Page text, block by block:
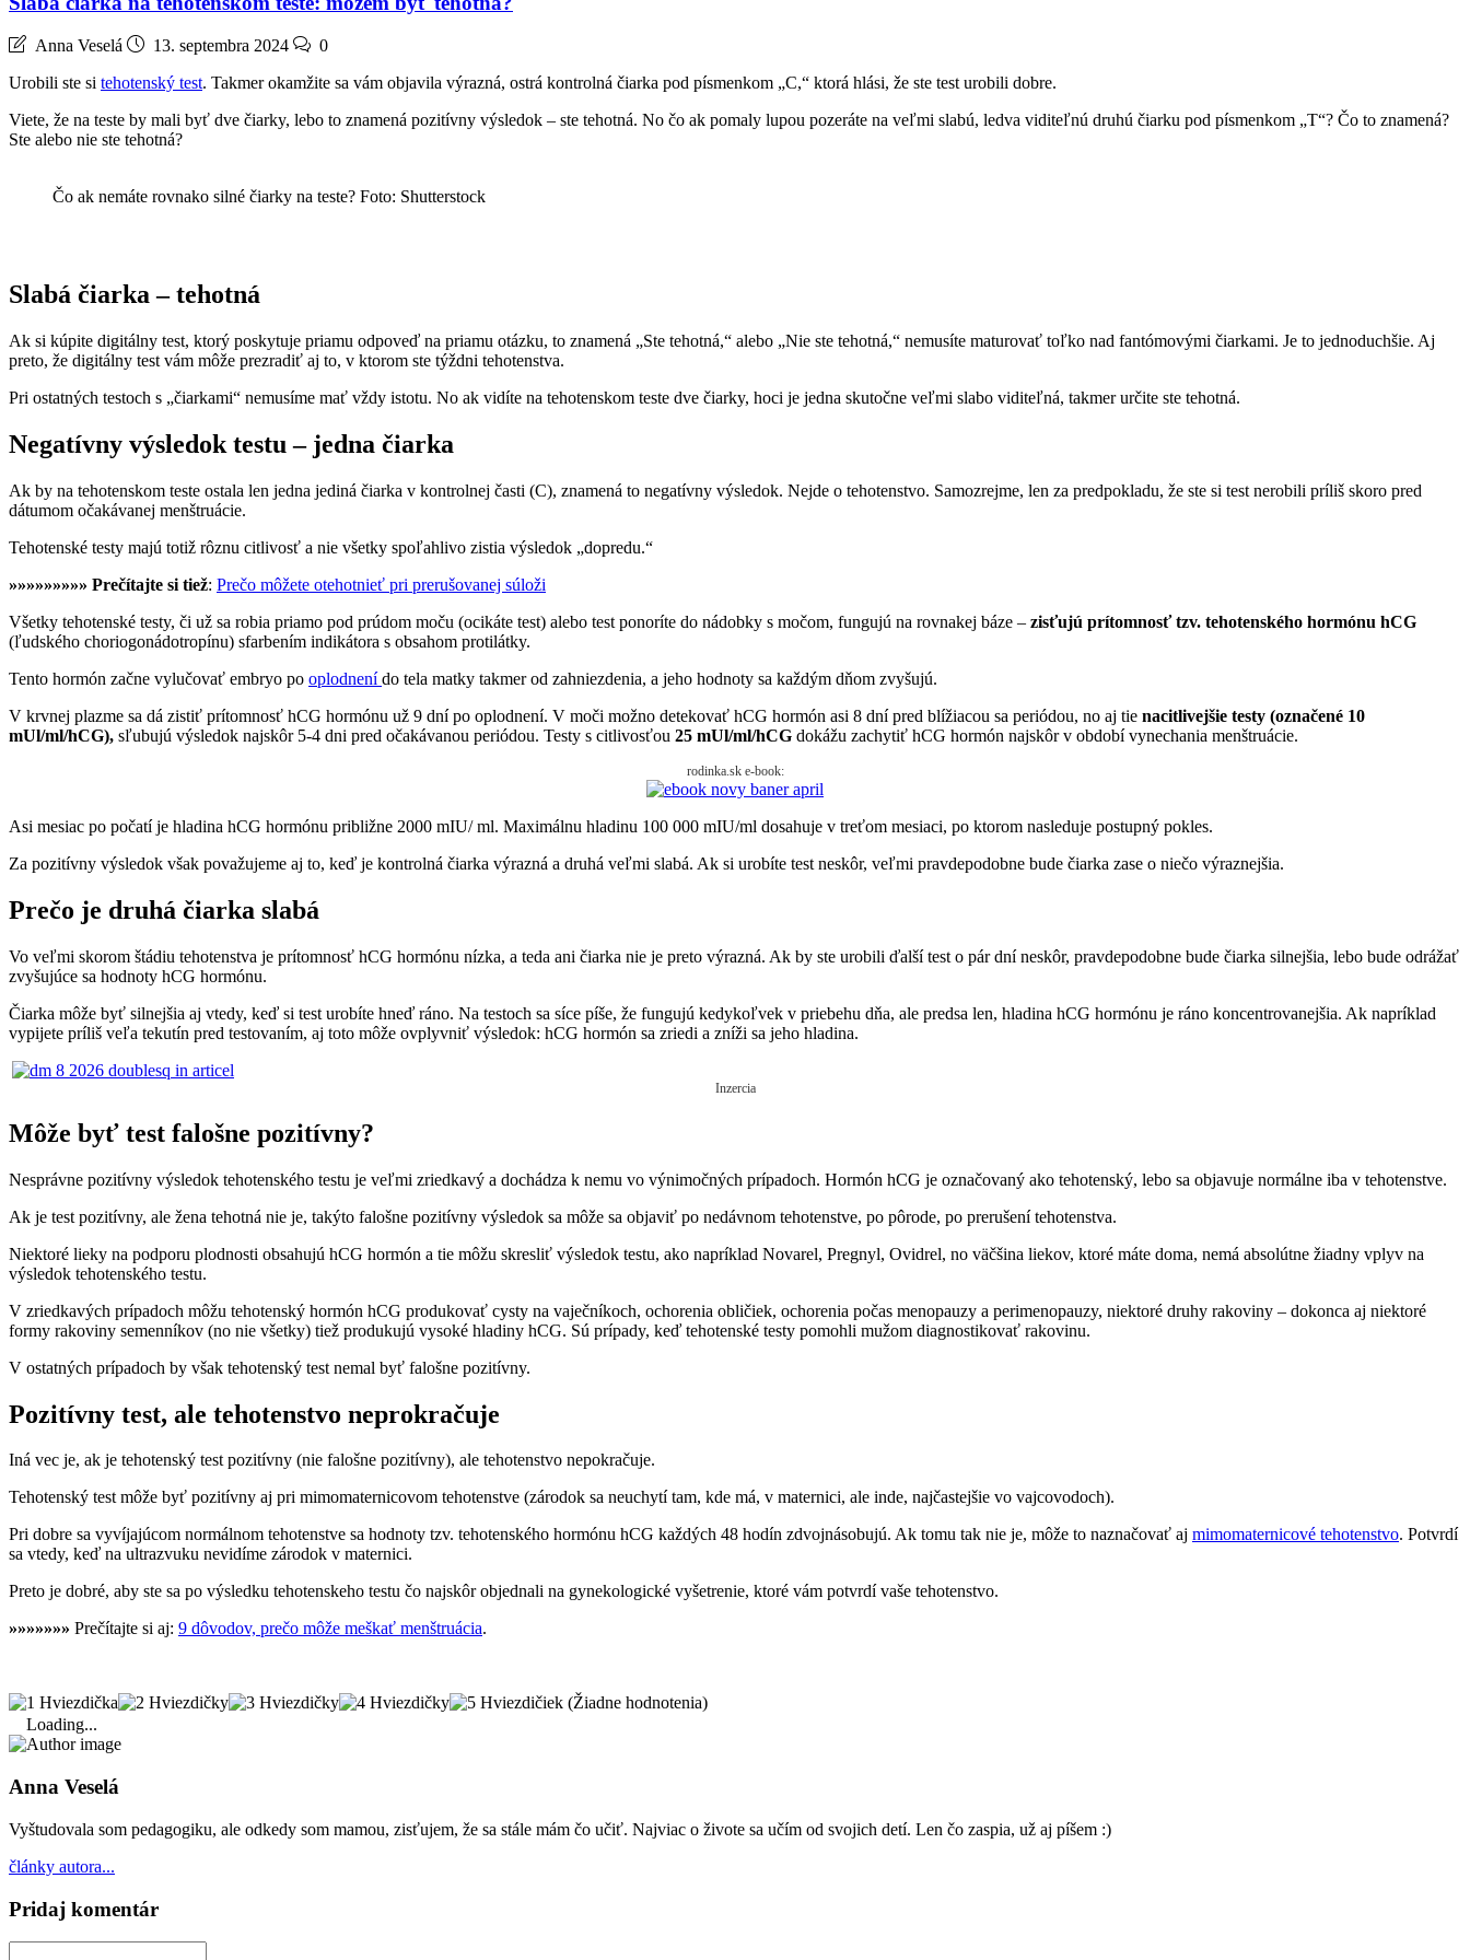
Anna Veselá 13. septembra 2024
0
Urobili ste si tehotenský test. Takmer okamžite sa vám objavila výrazná, ostrá kontrolná čiarka pod písmenkom „C,“ ktorá hlási, že ste test urobili dobre.
Viete, že na teste by mali byť dve čiarky, lebo to znamená pozitívny výsledok – ste tehotná. No čo ak pomaly lupou pozeráte na veľmi slabú, ledva viditeľnú druhú čiarku pod písmenkom „T“? Čo to znamená?
Ste alebo nie ste tehotná?
Čo ak nemáte rovnako silné čiarky na teste? Foto: Shutterstock
Slabá čiarka – tehotná
Ak si kúpite digitálny test, ktorý poskytuje priamu odpoveď na priamu otázku, to znamená „Ste tehotná,“ alebo „Nie ste tehotná,“ nemusíte maturovať toľko nad fantómovými čiarkami. Je to jednoduchšie. Aj
preto, že digitálny test vám môže prezradiť aj to, v ktorom ste týždni tehotenstva.
Pri ostatných testoch s „čiarkami“ nemusíme mať vždy istotu. No ak vidíte na tehotenskom teste dve čiarky, hoci je jedna skutočne veľmi slabo viditeľná, takmer určite ste tehotná.
Negatívny výsledok testu – jedna čiarka
Ak by na tehotenskom teste ostala len jedna jediná čiarka v kontrolnej časti (C), znamená to negatívny výsledok. Nejde o tehotenstvo. Samozrejme, len za predpokladu, že ste si test nerobili príliš skoro pred
dátumom očakávanej menštruácie.
Tehotenské testy majú totiž rôznu citlivosť a nie všetky spoľahlivo zistia výsledok „dopredu.“
»»»»»»»»» Prečítajte si tiež: Prečo môžete otehotnieť pri prerušovanej súloži
Všetky tehotenské testy, či už sa robia priamo pod prúdom moču (ocikáte test) alebo test ponoríte do nádobky s močom, fungujú na rovnakej báze – zisťujú prítomnosť tzv. tehotenského hormónu hCG
(ľudského choriogonádotropínu) sfarbením indikátora s obsahom protilátky.
Tento hormón začne vylučovať embryo po oplodnenído tela matky takmer od zahniezdenia, a jeho hodnoty sa každým dňom zvyšujú.
V krvnej plazme sa dá zistiť prítomnosť hCG hormónu už 9 dní po oplodnení. V moči možno detekovať hCG hormón asi 8 dní pred blížiacou sa periódou, no aj tie nacitlivejšie testy (označené 10
mUl/ml/hCG), sľubujú výsledok najskôr 5-4 dni pred očakávanou periódou. Testy s citlivosťou 25 mUl/ml/hCG dokážu zachytiť hCG hormón najskôr v období vynechania menštruácie.
rodinka.sk e-book:
Asi mesiac po počatí je hladina hCG hormónu približne 2000 mIU/ ml. Maximálnu hladinu 100 000 mIU/ml dosahuje v treťom mesiaci, po ktorom nasleduje postupný pokles.
Za pozitívny výsledok však považujeme aj to, keď je kontrolná čiarka výrazná a druhá veľmi slabá. Ak si urobíte test neskôr, veľmi pravdepodobne bude čiarka zase o niečo výraznejšia.
Prečo je druhá čiarka slabá
Vo veľmi skorom štádiu tehotenstva je prítomnosť hCG hormónu nízka, a teda ani čiarka nie je preto výrazná. Ak by ste urobili ďalší test o pár dní neskôr, pravdepodobne bude čiarka silnejšia, lebo bude odrážať
zvyšujúce sa hodnoty hCG hormónu.
Čiarka môže byť silnejšia aj vtedy, keď si test urobíte hneď ráno. Na testoch sa síce píše, že fungujú kedykoľvek v priebehu dňa, ale predsa len, hladina hCG hormónu je ráno koncentrovanejšia. Ak napríklad
vypijete príliš veľa tekutín pred testovaním, aj toto môže ovplyvniť výsledok: hCG hormón sa zriedi a zníži sa jeho hladina.
Inzercia
Môže byť test falošne pozitívny?
Nesprávne pozitívny výsledok tehotenského testu je veľmi zriedkavý a dochádza k nemu vo výnimočných prípadoch. Hormón hCG je označovaný ako tehotenský, lebo sa objavuje normálne iba v tehotenstve.
Ak je test pozitívny, ale žena tehotná nie je, takýto falošne pozitívny výsledok sa môže sa objaviť po nedávnom tehotenstve, po pôrode, po prerušení tehotenstva.
Niektoré lieky na podporu plodnosti obsahujú hCG hormón a tie môžu skresliť výsledok testu, ako napríklad Novarel, Pregnyl, Ovidrel, no väčšina liekov, ktoré máte doma, nemá absolútne žiadny vplyv na
výsledok tehotenského testu.
V zriedkavých prípadoch môžu tehotenský hormón hCG produkovať cysty na vaječníkoch, ochorenia obličiek, ochorenia počas menopauzy a perimenopauzy, niektoré druhy rakoviny – dokonca aj niektoré
formy rakoviny semenníkov (no nie všetky) tiež produkujú vysoké hladiny hCG. Sú prípady, keď tehotenské testy pomohli mužom diagnostikovať rakovinu.
V ostatných prípadoch by však tehotenský test nemal byť falošne pozitívny.
Pozitívny test, ale tehotenstvo neprokračuje
Iná vec je, ak je tehotenský test pozitívny (nie falošne pozitívny), ale tehotenstvo nepokračuje.
Tehotenský test môže byť pozitívny aj pri mimomaternicovom tehotenstve (zárodok sa neuchytí tam, kde má, v maternici, ale inde, najčastejšie vo vajcovodoch).
Pri dobre sa vyvíjajúcom normálnom tehotenstve sa hodnoty tzv. tehotenského hormónu hCG každých 48 hodín zdvojnásobujú. Ak tomu tak nie je, môže to naznačovať aj mimomaternicové tehotenstvo. Potvrdí
sa vtedy, keď na ultrazvuku nevidíme zárodok v maternici.
Preto je dobré, aby ste sa po výsledku tehotenskeho testu čo najskôr objednali na gynekologické vyšetrenie, ktoré vám potvrdí vaše tehotenstvo.
»»»»»»» Prečítajte si aj: 9 dôvodov, prečo môže meškať menštruácia.
(Žiadne hodnotenia)
Loading...
Anna Veselá
Vyštudovala som pedagogiku, ale odkedy som mamou, zisťujem, že sa stále mám čo učiť. Najviac o živote sa učím od svojich detí. Len čo zaspia, už aj píšem :)
články autora...
Pridaj komentár